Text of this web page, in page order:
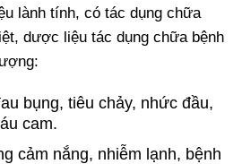
lành tính, có tác dụng chữa
dược liệu tác dụng chữa bệnh
bụng, tiêu chảy, nhức đầu,
cam.
cảm nắng, nhiễm lạnh, bệnh